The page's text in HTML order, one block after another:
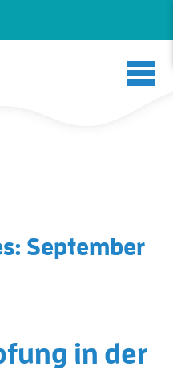
September
in der